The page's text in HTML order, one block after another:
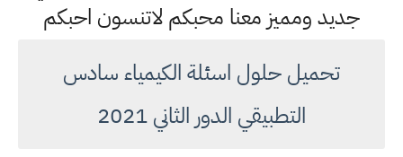
جديد ومميز معنا محبكم لاتنسون احبكم
تحميل حلول اسئلة الكيمياء سادس
التطبيقي الدور الثاني 2021